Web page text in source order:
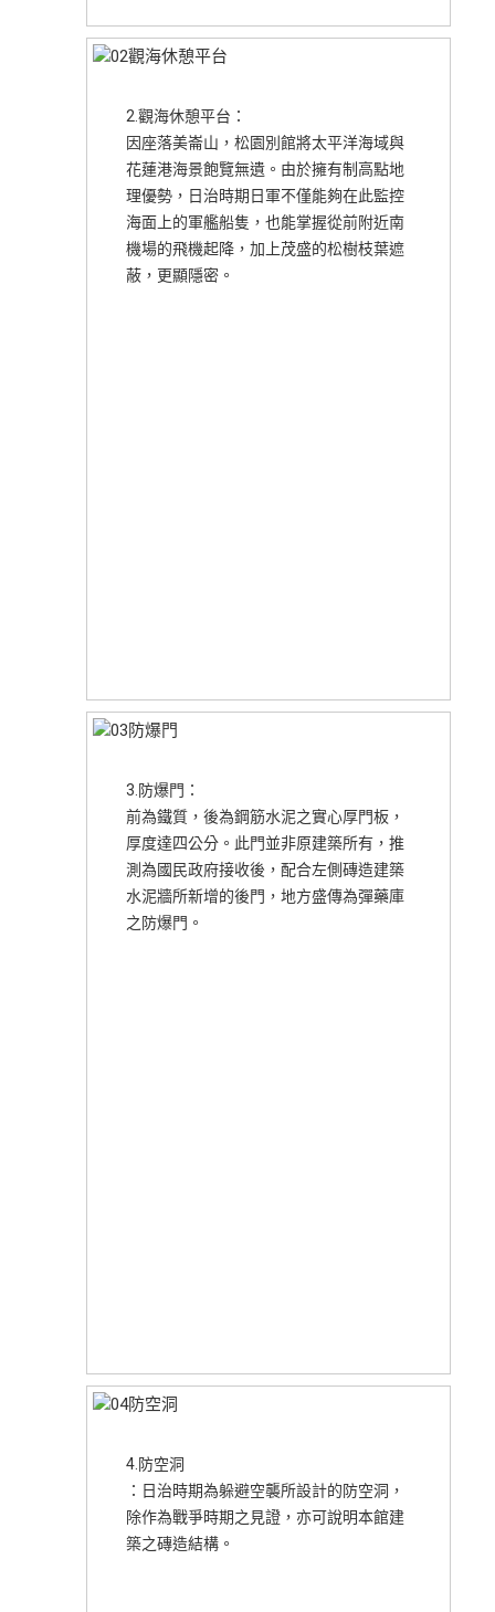
2.觀海休憩平台：
因座落美崙山，松園別館將太平洋海域與
花蓮港海景飽覽無遺。由於擁有制高點地
理優勢，日治時期日軍不僅能夠在此監控
海面上的軍艦船隻，也能掌握從前附近南
機場的飛機起降，加上茂盛的松樹枝葉遮
蔽，更顯隱密。
3.防爆門：
前為鐵質，後為鋼筋水泥之實心厚門板，
厚度達四公分。此門並非原建築所有，推
測為國民政府接收後，配合左側磚造建築
水泥牆所新增的後門，地方盛傳為彈藥庫
之防爆門。
4.防空洞
：日治時期為躲避空襲所設計的防空洞，
除作為戰爭時期之見證，亦可說明本館建
築之磚造結構。